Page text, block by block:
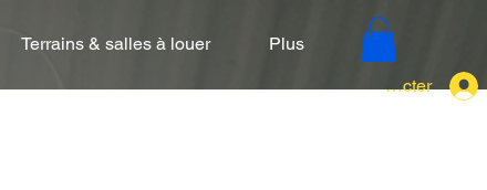
Terrains & salles à louer Plus
Se connecter